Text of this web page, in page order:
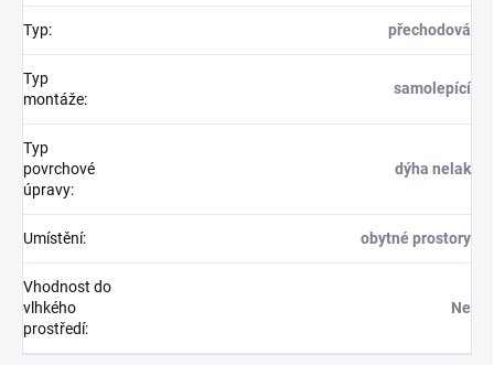
Typ: přechodová
Typ
montáže:
samolepící
Typ
povrchové
úpravy:
dýha nelak
Umístění: obytné prostory
Vhodnost do
vlhkého
prostředí:
Ne